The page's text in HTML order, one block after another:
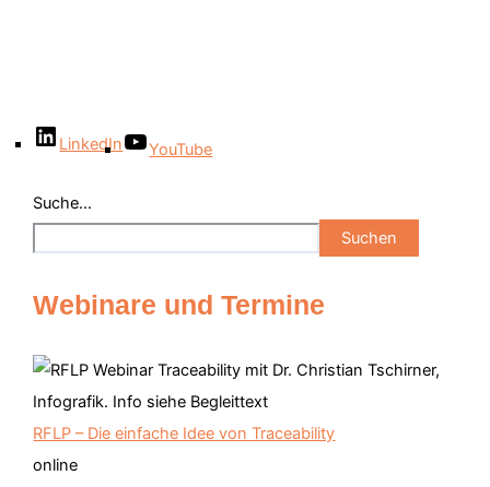
LinkedIn YouTube
Suche...
Suchen
Webinare und Termine
RFLP – Die einfache Idee von Traceability
online